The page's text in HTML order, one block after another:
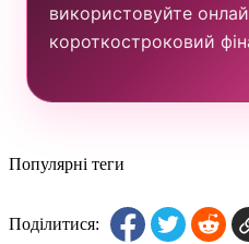
використовуйте
короткостроковий
Популярні теги
Поділитися: